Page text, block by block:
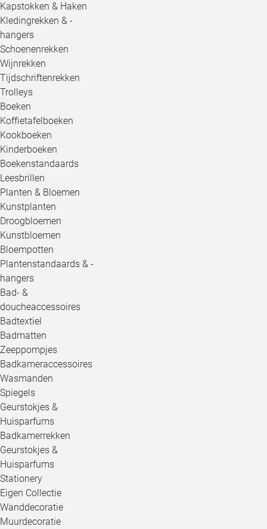
Kapstokken & Haken
Kledingrekken & -
hangers
Schoenenrekken
Wijnrekken
Tijdschriftenrekken
Trolleys
Boeken
Koffietafelboeken
Kookboeken
Kinderboeken
Boekenstandaards
Leesbrillen
Planten & Bloemen
Kunstplanten
Droogbloemen
Kunstbloemen
Bloempotten
Plantenstandaards & -
hangers
Bad- &
doucheaccessoires
Badtextiel
Badmatten
Zeeppompjes
Badkameraccessoires
Wasmanden
Spiegels
Geurstokjes &
Huisparfums
Badkamerrekken
Geurstokjes &
Huisparfums
Stationery
Eigen Collectie
Wanddecoratie
Muurdecoratie